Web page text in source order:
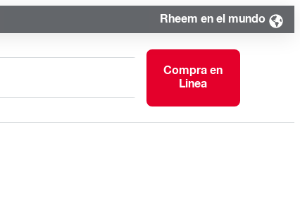
Rheem en el mundo
Compra en
Linea